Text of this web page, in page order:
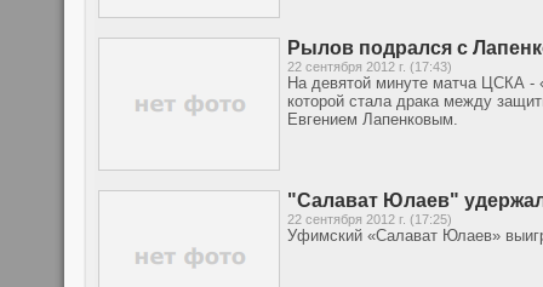
Рылов подрался с
22 сентября 2012 г. (17:43)
На девятой минуте матча ЦСКА -
которой стала драка между
Евгением Лапенковым.
"Салават Юлаев"
22 сентября 2012 г. (17:25)
Уфимский «Салават Юлаев»